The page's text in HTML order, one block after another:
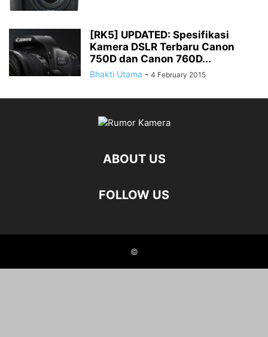
[RK5] UPDATED: Spesifikasi
Kamera DSLR Terbaru Canon
750D dan Canon 760D...
Bhakti Utama - 4 February 2015
ABOUT US
FOLLOW US
©